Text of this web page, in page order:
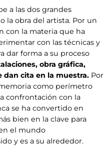
a las dos grandes
la obra del artista. Por un
con la materia que ha
con las técnicas y
dar forma a su proceso
obra gráfica,
dan cita en la muestra. Por
como perímetro
confrontación con la
se ha convertido en
bien en la clave para
el mundo
y es a su alrededor.